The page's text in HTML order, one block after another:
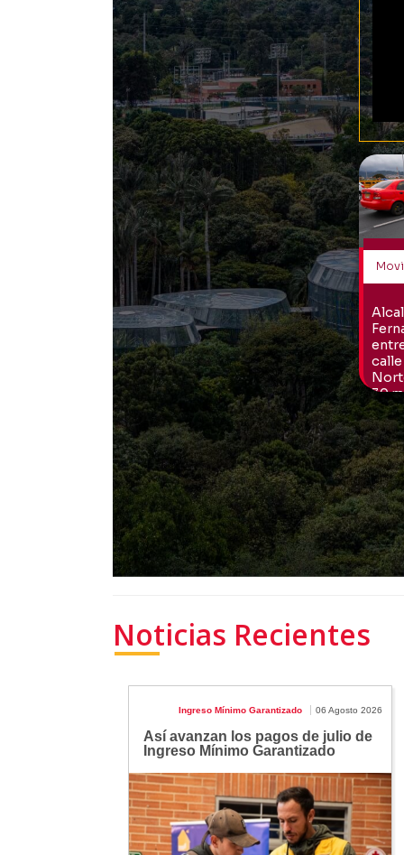
Noticias Recientes
Ingreso Mínimo Garantizado 06 Agosto 2026
Así avanzan los pagos de julio de
Ingreso Mínimo Garantizado